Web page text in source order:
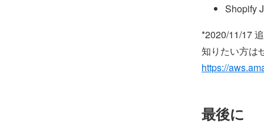
Shopify
*2020/11/17
知りたい方は
https://
最後に